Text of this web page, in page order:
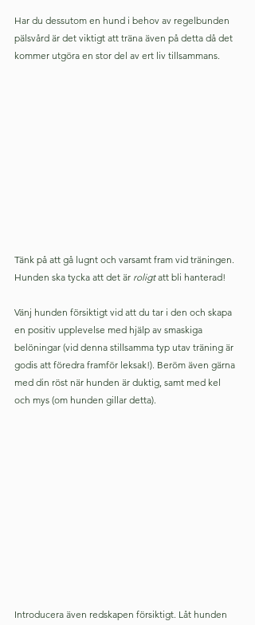
Har du dessutom en hund i behov av regelbunden
pälsvård är det viktigt att träna även på detta då det
kommer utgöra en stor del av ert liv tillsammans.
Tänk på att gå lugnt och varsamt fram vid träningen.
Hunden ska tycka att det är roligt att bli hanterad!
Vänj hunden försiktigt vid att du tar i den och skapa
en positiv upplevelse med hjälp av smaskiga
belöningar (vid denna stillsamma typ utav träning är
godis att föredra framför leksak!). Beröm även gärna
med din röst när hunden är duktig, samt med kel
och mys (om hunden gillar detta).
Introducera även redskapen försiktigt. Låt hunden